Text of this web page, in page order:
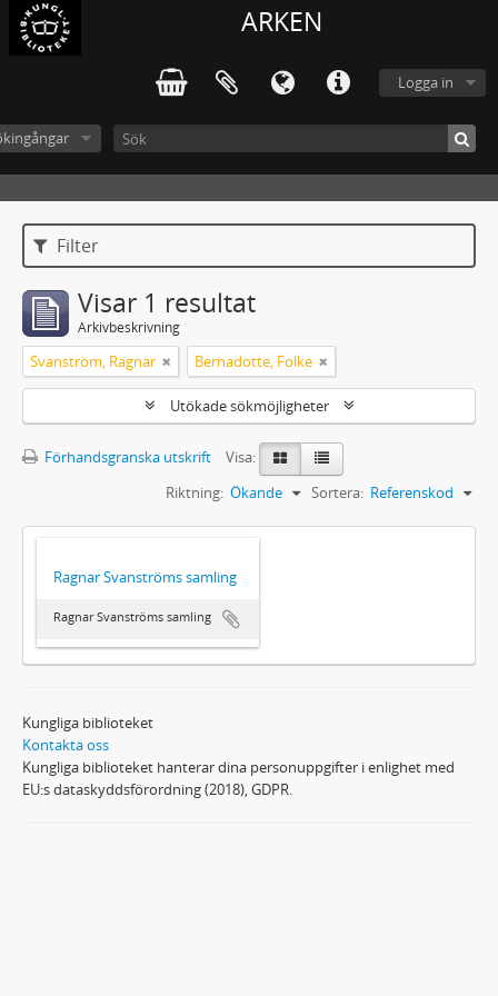
ARKEN
Logga in
Filter
Visar 1 resultat
Arkivbeskrivning
Svanström, Ragnar Bernadotte, Folke
Utökade sökmöjligheter
Förhandsgranska utskrift
Visa:
Sortera: Referenskod
Riktning: Ökande
Ragnar Svanströms samling
Ragnar Svanströms samling
Kungliga biblioteket
Kontakta oss
Kungliga biblioteket hanterar dina personuppgifter i enlighet med
EU:s dataskyddsförordning (2018), GDPR.